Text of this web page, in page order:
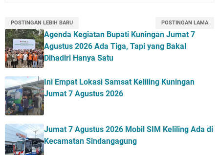
POSTINGAN LEBIH BARU POSTINGAN LAMA
Agenda Kegiatan Bupati Kuningan Jumat 7
Agustus 2026 Ada Tiga, Tapi yang Bakal
Dihadiri Hanya Satu
Ini Empat Lokasi Samsat Keliling Kuningan
Jumat 7 Agustus 2026
Jumat 7 Agustus 2026 Mobil SIM Keliling Ada di
Kecamatan Sindangagung